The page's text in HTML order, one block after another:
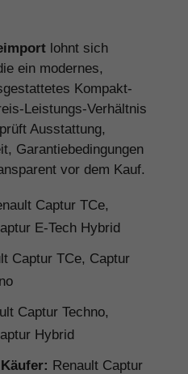
lohnt sich
ein modernes,
Kompakt-
Leistungs-Verhältnis
Ausstattung,
Garantiebedingungen
vor dem Kauf.
Captur TCe,
E-Tech Hybrid
Captur TCe, Captur
Captur Techno,
Hybrid
Renault Captur